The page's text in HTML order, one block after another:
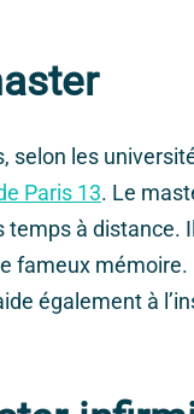
les
Paris 13. Le
à distance.
fameux
également à